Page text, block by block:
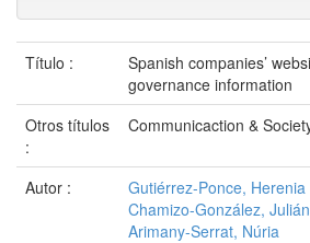
Título :
Spanish companies’
governance information
Otros títulos
:
Communicaction &
Autor :
Gutiérrez-Ponce, Herenia
Chamizo-González, Julián
Arimany-Serrat, Núria